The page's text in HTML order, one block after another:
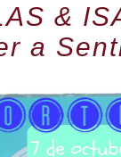
&
a